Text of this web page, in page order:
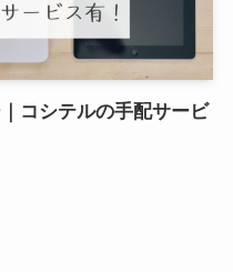
コシテルの手配サービ